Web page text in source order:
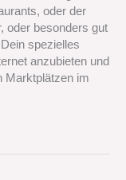
oder der
oder besonders gut
spezielles
anzubieten und
Marktplätzen im